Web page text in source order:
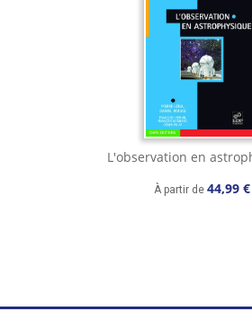
L'observation en
À partir de 44,99 €